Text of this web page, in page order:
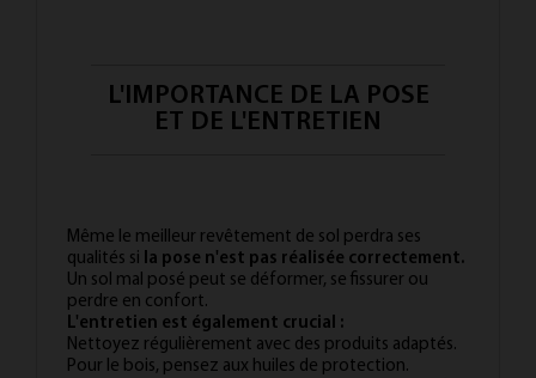
L'IMPORTANCE DE LA POSE
ET DE L'ENTRETIEN
Même le meilleur revêtement de sol perdra ses
qualités si la pose n'est pas réalisée correctement.
Un sol mal posé peut se déformer, se fissurer ou
perdre en confort.
L'entretien est également crucial :
Nettoyez régulièrement avec des produits adaptés.
Pour le bois, pensez aux huiles de protection.